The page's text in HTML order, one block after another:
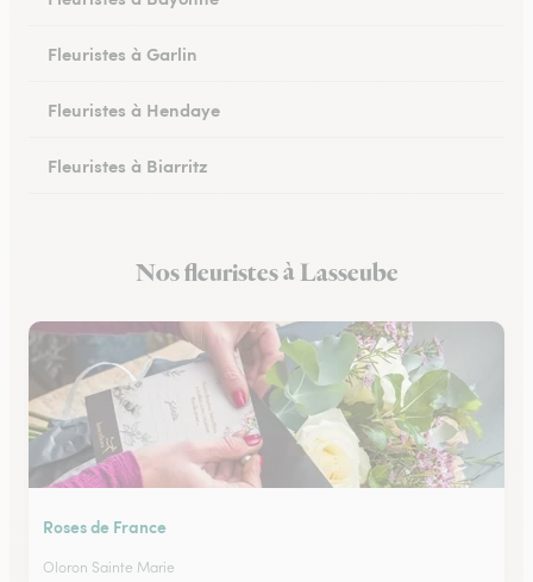
Fleuristes à Garlin
Fleuristes à Hendaye
Fleuristes à Biarritz
Fleuristes à UstaritzNos fleuristes à Lasseube
Roses de France
Oloron Sainte Marie